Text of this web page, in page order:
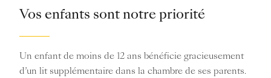
Vos enfants sont notre priorité
Un enfant de moins de 12 ans bénéficie gracieusement
d’un lit supplémentaire dans la chambre de ses parents.